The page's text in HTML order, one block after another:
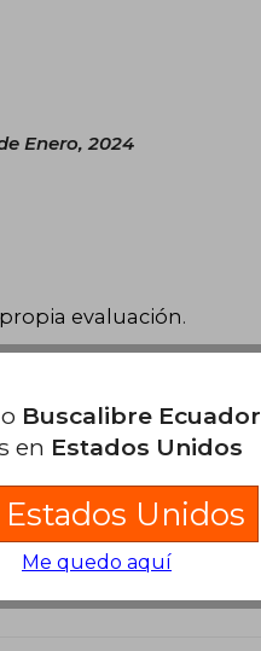
Enero, 2024
evaluación.
Buscalibre Ecuador
en Estados Unidos
Estados Unidos
Me quedo aquí